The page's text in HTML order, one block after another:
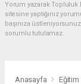
Yorum yazarak Topluluk
sitesine yaptığınız
başınıza
sorumlu tutulamaz.
Anasayfa Eğitim